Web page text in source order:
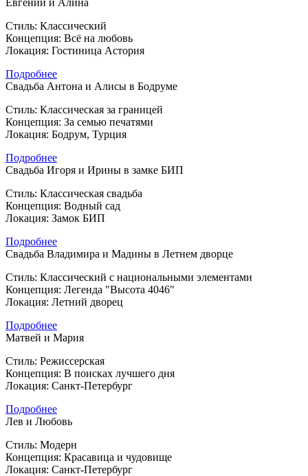
Стиль: Классический
Концепция: Всё на любовь
Локация: Гостиница Астория
Подробнее
Свадьба Антона и Алисы в Бодруме
Стиль: Классическая за границей
Концепция: За семью печатями
Локация: Бодрум, Турция
Подробнее
Свадьба Игоря и Ирины в замке БИП
Стиль: Классическая свадьба
Концепция: Водный сад
Локация: Замок БИП
Подробнее
Свадьба Владимира и Мадины в Летнем дворце
Стиль: Классический с национальными элементами
Концепция: Легенда "Высота 4046"
Локация: Летний дворец
Подробнее
Матвей и Мария
Стиль: Режиссерская
Концепция: В поисках лучшего дня
Локация: Санкт-Петербург
Подробнее
Лев и Любовь
Стиль: Модерн
Концепция: Красавица и чудовище
Локация: Санкт-Петербург